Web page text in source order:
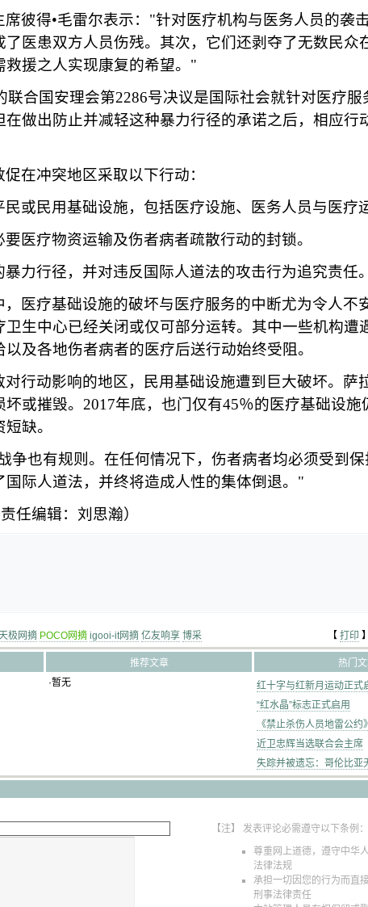
席彼得•毛雷尔表示："针对医疗机构与医务人员的袭
了医患双方人员伤残。其次，它们还剥夺了无数民众
援之人实现康复的希望。"
联合国安理会第2286号决议是国际社会就针对医疗服
做出防止并减轻这种暴力行径的承诺之后，相应行
在冲突地区采取以下行动：
或民用基础设施，包括医疗设施、医务人员与医疗
医疗物资运输及伤者病者疏散行动的封锁。
力行径，并对违反国际人道法的攻击行为追究责任。
医疗基础设施的破坏与医疗服务的中断尤为令人不
生中心已经关闭或仅可部分运转。其中一些机构遭
及各地伤者病者的医疗后送行动始终受阻。
行动影响的地区，民用基础设施遭到巨大破坏。萨
或摧毁。 2017年底，也门仅有45％的医疗基础设施
缺。
争也有规则。在任何情况下，伤者病者均必须受到
国际人道法，并终将造成人性的集体倒退。"
任编辑：刘思瀚）
极网摘 POCO网摘 igooi-it网摘 亿友响享 博采 【 打印
推荐文章
热门
·暂无
红十字与红新月运动正式
“红水晶”标志正式启用
《禁止杀伤人员地雷公约
近卫忠辉当选联合会主席
失踪并被遗忘：哥伦比亚
【注】 发表评论必需遵守以下条例：
尊重网上道德，遵守中华
法律法规
承担一切因您的行为而直
刑事法律责任